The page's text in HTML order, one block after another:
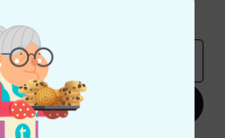
anmelden